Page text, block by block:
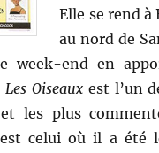
Elle se rend à
au nord de
week-end en
Les Oiseaux est l’un
les plus
celui où il a été